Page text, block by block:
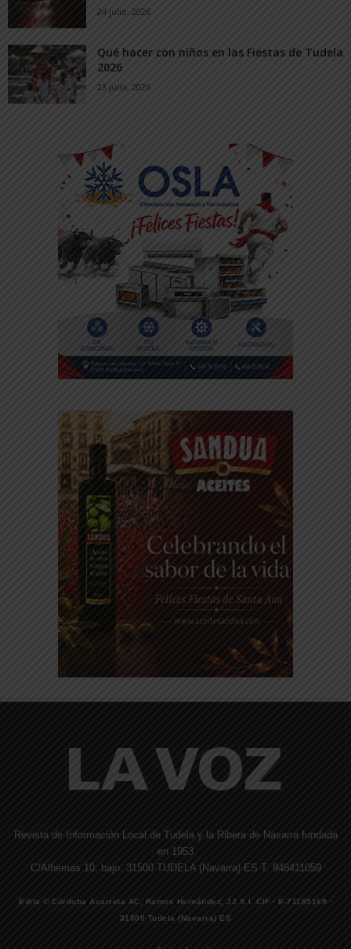
24 julio, 2026
Qué hacer con niños en las Fiestas de Tudela
2026
23 julio, 2026
Revista de Información Local de Tudela y la Ribera de Navarra fundada
en 1953
C/Alhemas 10, bajo. 31500 TUDELA (Navarra) ES T. 948411059
Edita © Córdoba Acarreta AC, Ramos Hernández, JJ S.I. CIF · E-71185169 ·
31500 Tudela (Navarra) ES